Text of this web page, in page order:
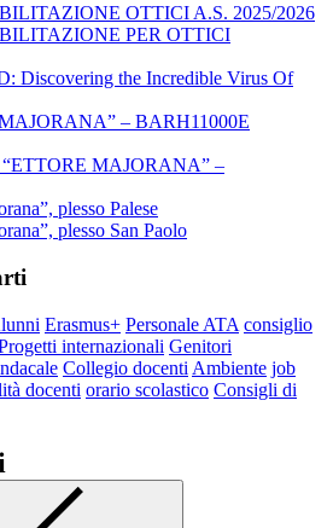
OTTICI A.S. 2025/2026
PER OTTICI
Discovering the Incredible Virus Of
– BARH11000E
“ETTORE MAJORANA” –
plesso Palese
plesso San Paolo
Erasmus+ Personale ATA consiglio
internazionali Genitori
Collegio docenti Ambiente job
docenti orario scolastico Consigli di